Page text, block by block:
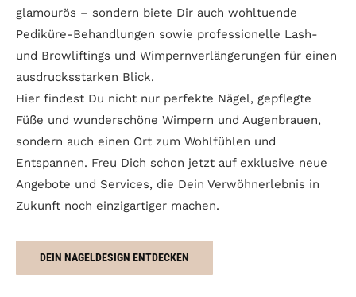
glamourös – sondern biete Dir auch wohltuende
Pediküre-Behandlungen sowie professionelle Lash-
und Browliftings und Wimpernverlängerungen für einen
ausdrucksstarken Blick.
Hier findest Du nicht nur perfekte Nägel, gepflegte
Füße und wunderschöne Wimpern und Augenbrauen,
sondern auch einen Ort zum Wohlfühlen und
Entspannen. Freu Dich schon jetzt auf exklusive neue
Angebote und Services, die Dein Verwöhnerlebnis in
Zukunft noch einzigartiger machen.
DEIN NAGELDESIGN ENTDECKEN